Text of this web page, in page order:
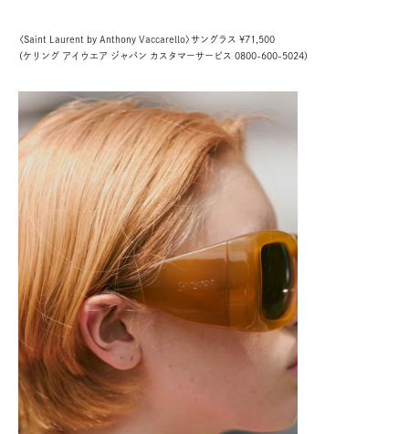
〈Saint Laurent by Anthony Vaccarello〉サングラス ¥71,500
（ケリング アイウエア ジャパン カスタマーサービス 0800-600-5024）